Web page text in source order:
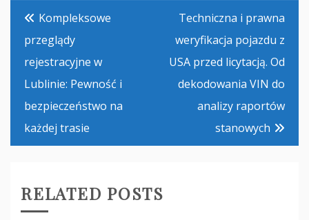
Nawigacja
wpisu
Kompleksowe
przeglądy
rejestracyjne w
Lublinie: Pewność i
bezpieczeństwo na
każdej trasie
Techniczna i prawna
weryfikacja pojazdu z
USA przed licytacją. Od
dekodowania VIN do
analizy raportów
stanowych
RELATED POSTS